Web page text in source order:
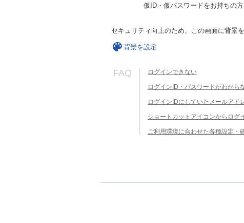
仮ID・仮パスワードをお持ちの
セキュリティ向上のため、この画面に背景を
背景を設定
FAQ ログインできない
ログインID・パスワードがわから
ログインIDにしていたメールアド
ショートカットアイコンからログ
ご利用環境に合わせた各種設定・